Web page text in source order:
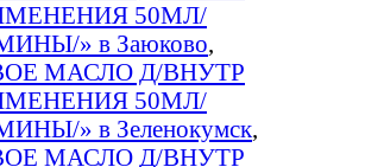
50МЛ/
» в Заюково,
МАСЛО Д/ВНУТР
50МЛ/
» в Зеленокумск,
МАСЛО Д/ВНУТР